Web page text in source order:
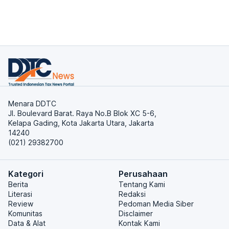
Menara DDTC
Jl. Boulevard Barat. Raya No.B Blok XC 5-6,
Kelapa Gading, Kota Jakarta Utara, Jakarta
14240
(021) 29382700
Kategori
Berita
Literasi
Review
Komunitas
Data & Alat
Perusahaan
Tentang Kami
Redaksi
Pedoman Media Siber
Disclaimer
Kontak Kami